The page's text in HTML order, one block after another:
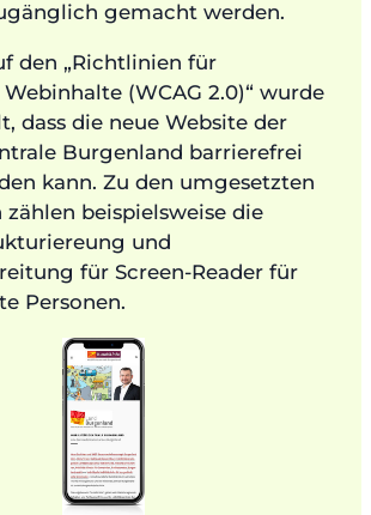
gemacht werden.
den „Richtlinien für
(WCAG 2.0)“ wurde
dass die neue Website der
Burgenland barrierefrei
kann. Zu den umgesetzten
zählen beispielsweise die
und
für Screen-Reader für
Personen.